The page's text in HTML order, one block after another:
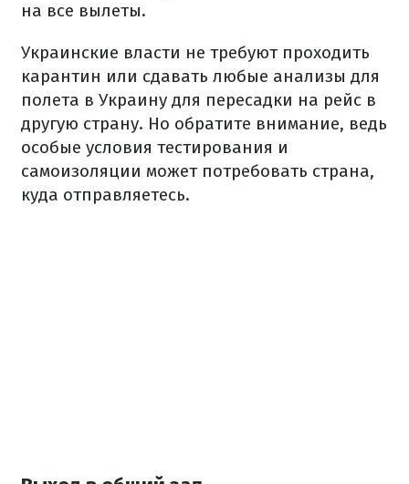
на все вылеты.
Украинские власти не требуют проходить
карантин или сдавать любые анализы для
полета в Украину для пересадки на рейс в
другую страну. Но обратите внимание, ведь
особые условия тестирования и
самоизоляции может потребовать страна,
куда отправляетесь.